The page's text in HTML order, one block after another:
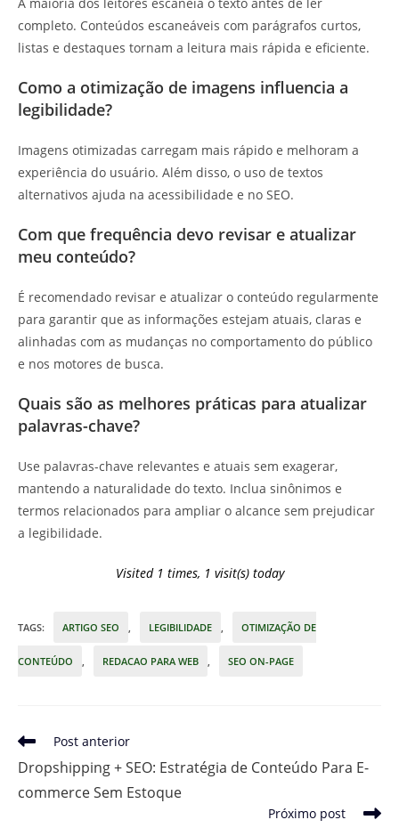
completo. Conteúdos escaneáveis com parágrafos curtos,
listas e destaques tornam a leitura mais rápida e eficiente.
Como a otimização de imagens influencia a
legibilidade?
Imagens otimizadas carregam mais rápido e melhoram a
experiência do usuário. Além disso, o uso de textos
alternativos ajuda na acessibilidade e no SEO.
Com que frequência devo revisar e atualizar
meu conteúdo?
É recomendado revisar e atualizar o conteúdo regularmente
para garantir que as informações estejam atuais, claras e
alinhadas com as mudanças no comportamento do público
e nos motores de busca.
Quais são as melhores práticas para atualizar
palavras-chave?
Use palavras-chave relevantes e atuais sem exagerar,
mantendo a naturalidade do texto. Inclua sinônimos e
termos relacionados para ampliar o alcance sem prejudicar
a legibilidade.
Visited 1 times, 1 visit(s) today
TAGS: ARTIGO SEO LEGIBILIDADE OTIMIZAÇÃO DE
CONTEÚDO REDACAO PARA WEB SEO ON-PAGE
Leia
artigos
Post anterior
Dropshipping + SEO: Estratégia de Conteúdo Para E-
commerce Sem Estoque
Próximo post